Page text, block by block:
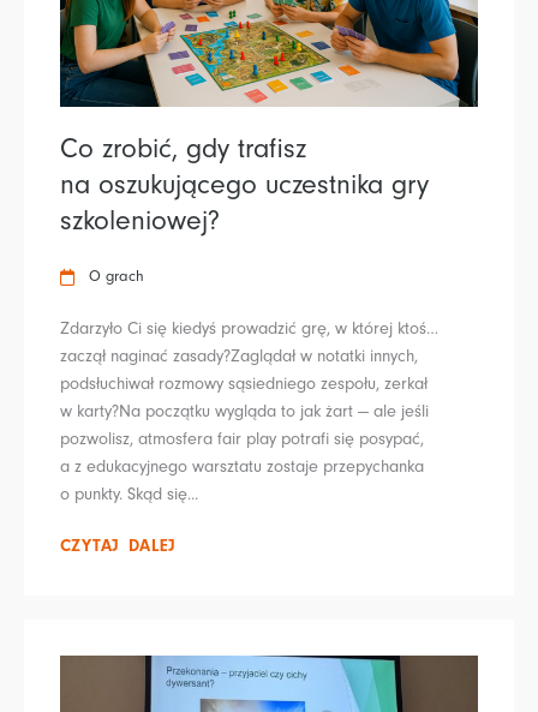
Co zrobić, gdy trafisz
na oszukującego uczestnika gry
szkoleniowej?
O grach
Zdarzyło Ci się kiedyś prowadzić grę, w której ktoś…
zaczął naginać zasady?Zaglądał w notatki innych,
podsłuchiwał rozmowy sąsiedniego zespołu, zerkał
w karty?Na początku wygląda to jak żart — ale jeśli
pozwolisz, atmosfera fair play potrafi się posypać,
a z edukacyjnego warsztatu zostaje przepychanka
o punkty. Skąd się...
CZYTAJ DALEJ